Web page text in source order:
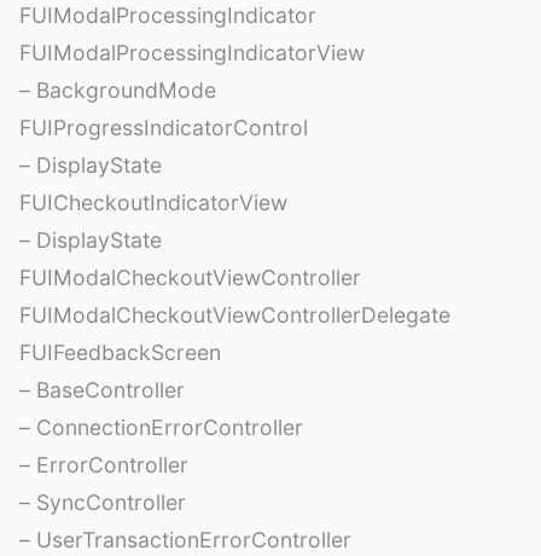
FUIModalProcessingIndicator
FUIModalProcessingIndicatorView
– BackgroundMode
FUIProgressIndicatorControl
– DisplayState
FUICheckoutIndicatorView
– DisplayState
FUIModalCheckoutViewController
FUIModalCheckoutViewControllerDelegate
FUIFeedbackScreen
– BaseController
– ConnectionErrorController
– ErrorController
– SyncController
– UserTransactionErrorController